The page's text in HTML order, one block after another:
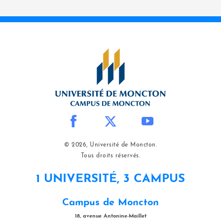
© 2026, Université de Moncton.
Tous droits réservés.
1 UNIVERSITÉ, 3 CAMPUS
Campus de Moncton
18, avenue Antonine-Maillet